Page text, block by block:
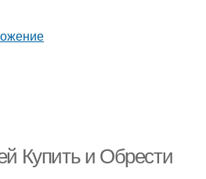
Купить и Обрести